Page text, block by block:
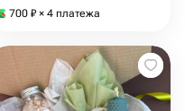
700 ₽ × 4 платежа